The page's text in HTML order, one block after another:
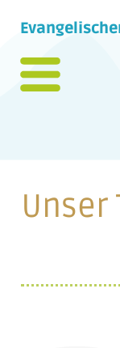
Unser